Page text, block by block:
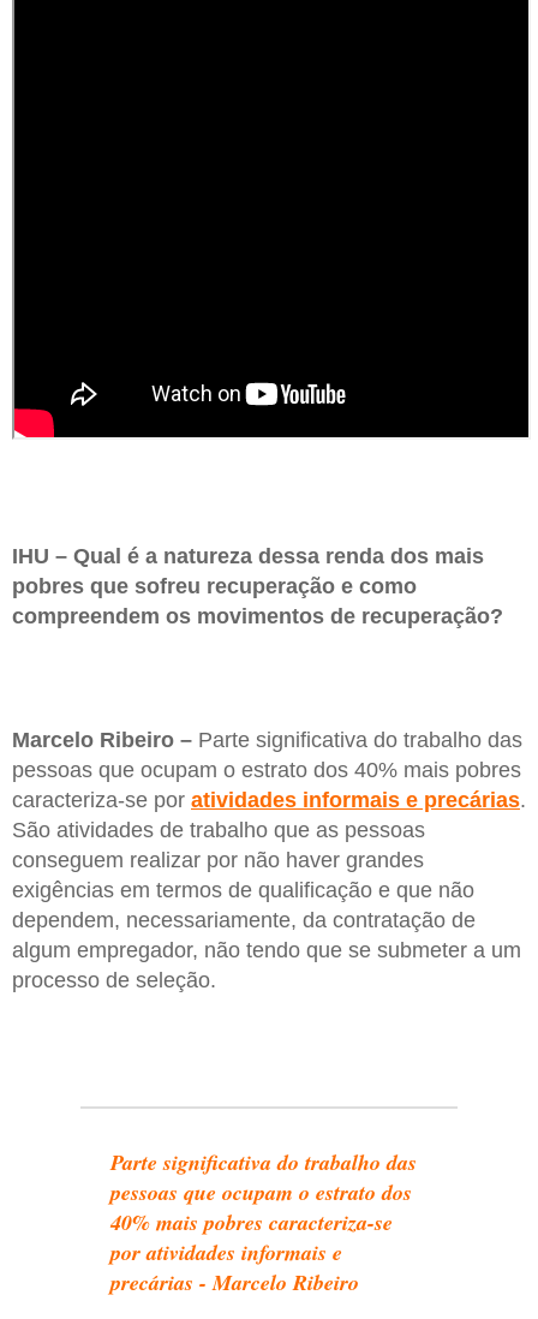
IHU – Qual é a natureza dessa renda dos mais
pobres que sofreu recuperação e como
compreendem os movimentos de recuperação?
Marcelo Ribeiro – Parte significativa do trabalho das
pessoas que ocupam o estrato dos 40% mais pobres
caracteriza-se por atividades informais e precárias.
São atividades de trabalho que as pessoas
conseguem realizar por não haver grandes
exigências em termos de qualificação e que não
dependem, necessariamente, da contratação de
algum empregador, não tendo que se submeter a um
processo de seleção.
Parte significativa do trabalho das
pessoas que ocupam o estrato dos
40% mais pobres caracteriza-se
por atividades informais e
precárias - Marcelo Ribeiro